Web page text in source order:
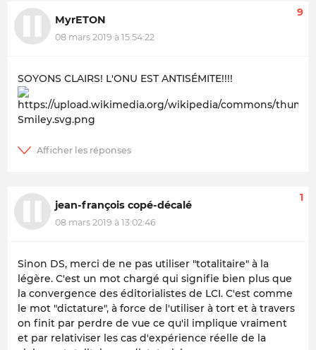
MyrETON
08 mars 2019 à 15:54:22
9
SOYONS CLAIRS! L'ONU EST ANTISÉMITE!!!!
jean-françois copé-décalé
08 mars 2019 à 13:02:46
1
Sinon DS, merci de ne pas utiliser "totalitaire" à la
légère. C'est un mot chargé qui signifie bien plus que
la convergence des éditorialistes de LCI. C'est comme
le mot "dictature", à force de l'utiliser à tort et à travers
on finit par perdre de vue ce qu'il implique vraiment
et par relativiser les cas d'expérience réelle de la